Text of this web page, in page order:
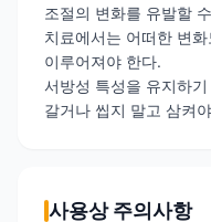
조절의 변화를 유발할
치료에서는 어떠한 변
이루어져야 한다.
서방성 특성을 유지하
갈거나 씹지 말고 삼켜
사용상 주의사항